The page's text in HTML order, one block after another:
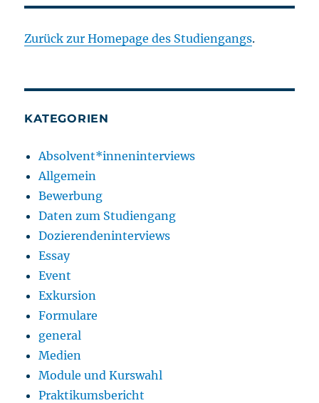
Zurück zur Homepage des Studiengangs.
KATEGORIEN
Absolvent*inneninterviews
Allgemein
Bewerbung
Daten zum Studiengang
Dozierendeninterviews
Essay
Event
Exkursion
Formulare
general
Medien
Module und Kurswahl
Praktikumsbericht